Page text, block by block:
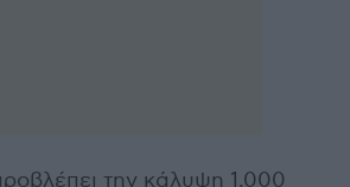
την κάλυψη 1.000